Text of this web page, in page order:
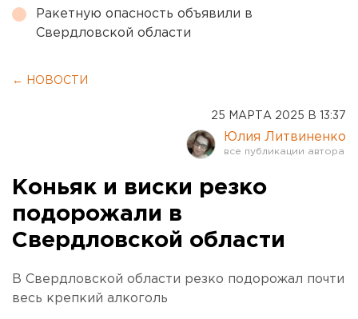
Ракетную опасность объявили в
Свердловской области
← НОВОСТИ
25 МАРТА 2025 В 13:37
Юлия Литвиненко
Коньяк и виски резко
подорожали в
Свердловской области
В Свердловской области резко подорожал почти
весь крепкий алкоголь